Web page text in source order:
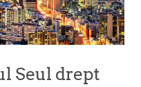
Seul drept